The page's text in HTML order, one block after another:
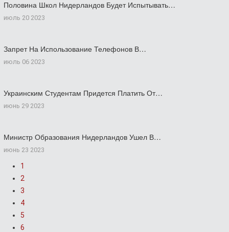
Половина Школ Нидерландов Будет Испытывать…
июль 20 2023
Запрет На Использование Телефонов В…
июль 06 2023
Украинским Студентам Придется Платить От…
июнь 29 2023
Министр Образования Нидерландов Ушел В…
июнь 23 2023
1
2
3
4
5
6